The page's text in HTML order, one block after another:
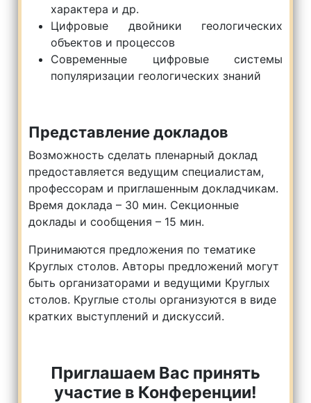
характера и др.
Цифровые двойники геологических
объектов и процессов
Современные цифровые системы
популяризации геологических знаний
Представление докладов
Возможность сделать пленарный доклад
предоставляется ведущим специалистам,
профессорам и приглашенным докладчикам.
Время доклада – 30 мин. Секционные
доклады и сообщения – 15 мин.
Принимаются предложения по тематике
Круглых столов. Авторы предложений могут
быть организаторами и ведущими Круглых
столов. Круглые столы организуются в виде
кратких выступлений и дискуссий.
Приглашаем Вас принять
участие в Конференции!